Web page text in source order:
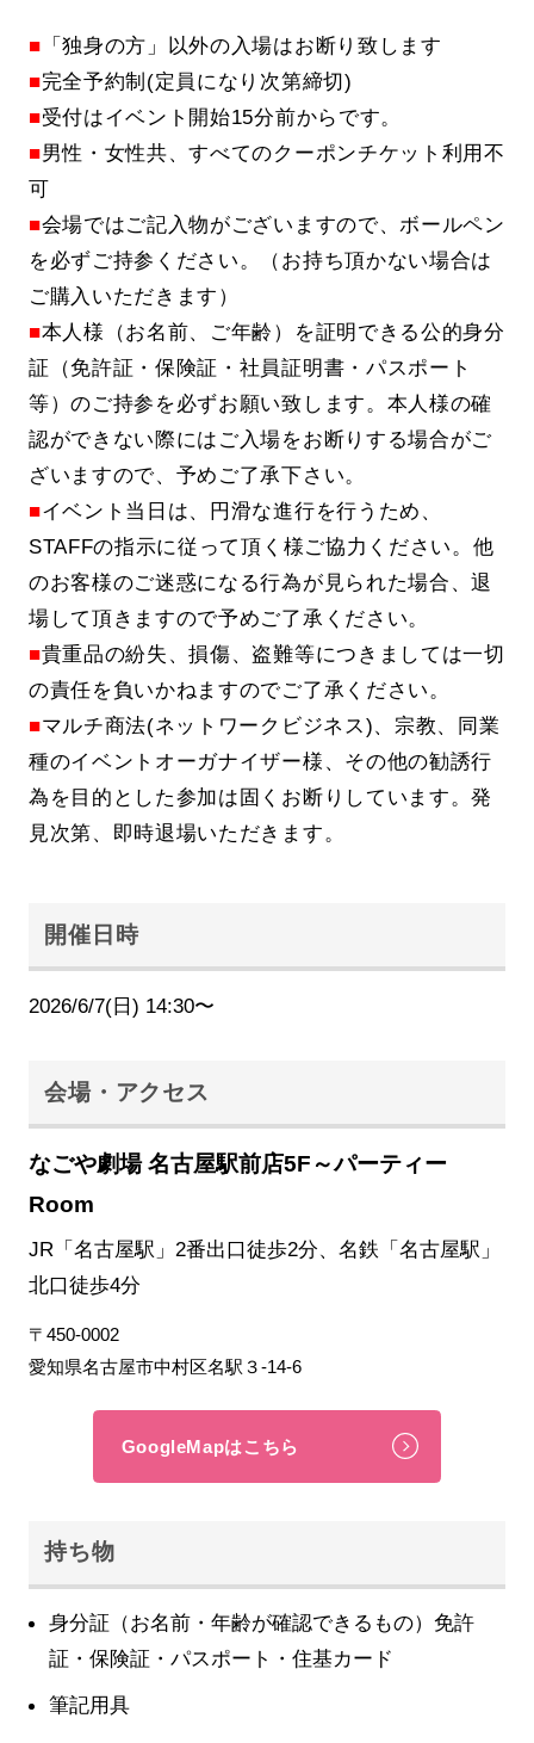
■ 「独身の方」以外の入場はお断り致します
■完全予約制(定員になり次第締切)
■受付はイベント開始15分前からです。
■男性・女性共、すべてのクーポンチケット利用不
可
■会場ではご記入物がございますので、ボールペン
を必ずご持参ください。（お持ち頂かない場合は
ご購入いただきます）
■本人様（お名前、ご年齢）を証明できる公的身分
証（免許証・保険証・社員証明書・パスポート
等）のご持参を必ずお願い致します。本人様の確
認ができない際にはご入場をお断りする場合がご
ざいますので、予めご了承下さい。
■イベント当日は、円滑な進行を行うため、
STAFFの指示に従って頂く様ご協力ください。他
のお客様のご迷惑になる行為が見られた場合、退
場して頂きますので予めご了承ください。
■貴重品の紛失、損傷、盗難等につきましては一切
の責任を負いかねますのでご了承ください。
■マルチ商法(ネットワークビジネス)、宗教、同業
種のイベントオーガナイザー様、その他の勧誘行
為を目的とした参加は固くお断りしています。発
見次第、即時退場いただきます。
開催日時
2026/6/7(日) 14:30〜
会場・アクセス
なごや劇場 名古屋駅前店5F～パーティー
Room
JR「名古屋駅」2番出口徒歩2分、名鉄「名古屋駅」
北口徒歩4分
〒450-0002
愛知県名古屋市中村区名駅３-14-6
GoogleMapはこちら
持ち物
身分証（お名前・年齢が確認できるもの）免許
証・保険証・パスポート・住基カード
筆記用具